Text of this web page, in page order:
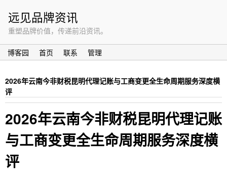
远见品牌资讯
重塑品牌价值，传递前沿资讯。
博客园 首页 联系 管理
2026年云南今非财税昆明代理记账与工商变更全生命周期服务深度横
评
2026年云南今非财税昆明代理记账
与工商变更全生命周期服务深度横
评